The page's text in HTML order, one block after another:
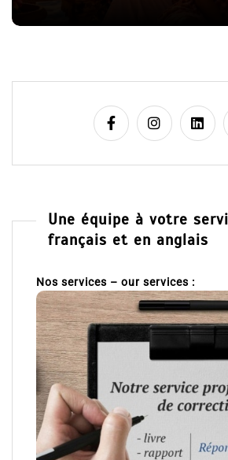
e
Une équipe à votre
français et en anglais
Nos services – our services :